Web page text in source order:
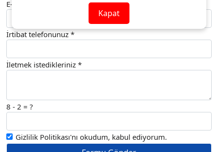
E-posta adresiniz *
İrtibat telefonunuz *
İletmek istedikleriniz *
8 - 2 = ?
Gizlilik Politikası'nı okudum, kabul ediyorum.
Kapat